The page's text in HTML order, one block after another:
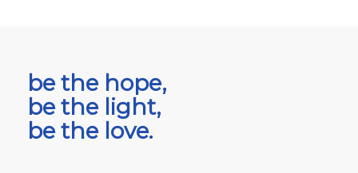
be the hope,
be the light,
be the love.